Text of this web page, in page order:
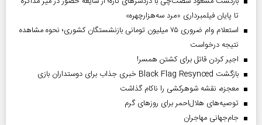
تا پایان فیلمبرداری «مرد سه‌هزارچهره»
استعلام وام ضروری ۷۵ میلیون تومانی بازنشستگان کشوری؛ نحوه مشاهده
نتیجه درخواست
اجیر کردن قاتل برای کشتن همسر!
بازگشت Black Flag Resynced خبری جذاب برای دوستداران بازی
معجزه، نقشه شوهرکشی را ناکام گذاشت
توصیه‌های هلال‌احمر برای روز‌های گرم
جام‌جهانی مهاجران